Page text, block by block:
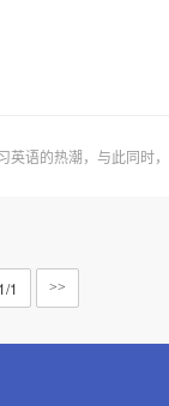
语的热潮，与此同时，
1/1 >>